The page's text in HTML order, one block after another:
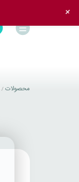
محصولات /
+